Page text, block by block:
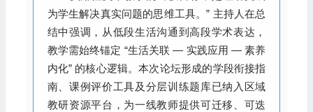
为学生解决真实问题的思维工具。” 主持人在总
结中强调，从低段生活沟通到高段学术表达，
教学需始终锚定 “生活关联 — 实践应用 — 素养
内化” 的核心逻辑。本次论坛形成的学段衔接指
南、课例评价工具及分层训练题库已纳入区域
教研资源平台，为一线教师提供可迁移、可迭